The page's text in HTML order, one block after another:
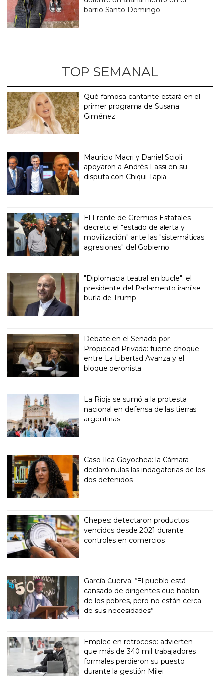
barrio Santo Domingo
TOP SEMANAL
Qué famosa cantante estará en el
primer programa de Susana
Giménez
Mauricio Macri y Daniel Scioli
apoyaron a Andrés Fassi en su
disputa con Chiqui Tapia
El Frente de Gremios Estatales
decretó el "estado de alerta y
movilización" ante las "sistemáticas
agresiones" del Gobierno
"Diplomacia teatral en bucle": el
presidente del Parlamento iraní se
burla de Trump
Debate en el Senado por
Propiedad Privada: fuerte choque
entre La Libertad Avanza y el
bloque peronista
La Rioja se sumó a la protesta
nacional en defensa de las tierras
argentinas
Caso Ilda Goyochea: la Cámara
declaró nulas las indagatorias de los
dos detenidos
Chepes: detectaron productos
vencidos desde 2021 durante
controles en comercios
García Cuerva: “El pueblo está
cansado de dirigentes que hablan
de los pobres, pero no están cerca
de sus necesidades”
Empleo en retroceso: advierten
que más de 340 mil trabajadores
formales perdieron su puesto
durante la gestión Milei